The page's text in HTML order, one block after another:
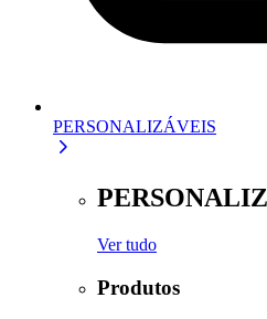
PERSONALIZÁVEIS
Ver tudo
Produtos